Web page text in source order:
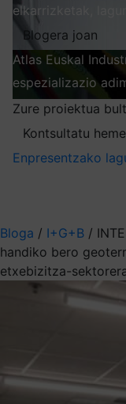
elkarrizketak,
Blogera joan
Atlas Euskal
espezializazio
Zure proiektua
Kontsultatu
Enpresentzako
Bloga / I+G+B /
handiko bero
etxebizitza-